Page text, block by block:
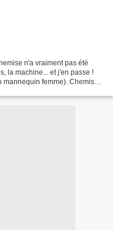
n'a vraiment pas été
la machine... et j'en passe !
femme). Chemise